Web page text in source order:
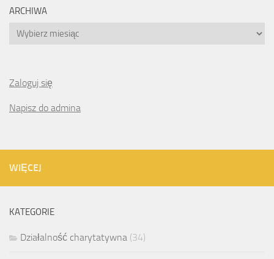
ARCHIWA
Archiwa
Zaloguj się
Napisz do admina
WIĘCEJ
KATEGORIE
Działalność charytatywna (34)